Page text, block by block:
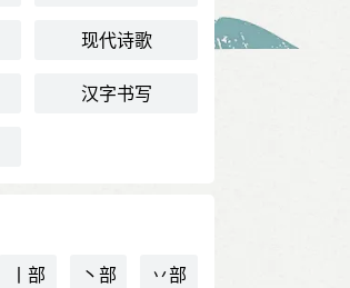
现代诗歌
汉字书写
丨部 丶部 丷部